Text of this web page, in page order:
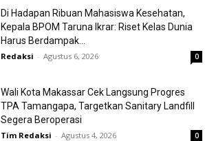
Di Hadapan Ribuan Mahasiswa Kesehatan,
Kepala BPOM Taruna Ikrar: Riset Kelas Dunia
Harus Berdampak...
Redaksi - Agustus 6, 2026 0
Wali Kota Makassar Cek Langsung Progres
TPA Tamangapa, Targetkan Sanitary Landfill
Segera Beroperasi
Tim Redaksi - Agustus 4, 2026 0